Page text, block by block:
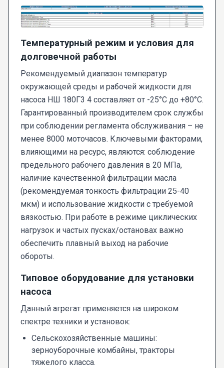
Температурный режим и условия для
долговечной работы
Рекомендуемый диапазон температур
окружающей среды и рабочей жидкости для
насоса НШ 180Г3 4 составляет от -25°C до +80°C.
Гарантированный производителем срок службы
при соблюдении регламента обслуживания – не
менее 8000 моточасов. Ключевыми факторами,
влияющими на ресурс, являются: соблюдение
предельного рабочего давления в 20 МПа,
наличие качественной фильтрации масла
(рекомендуемая тонкость фильтрации 25-40
мкм) и использование жидкости с требуемой
вязкостью. При работе в режиме циклических
нагрузок и частых пусках/остановах важно
обеспечить плавный выход на рабочие
обороты.
Типовое оборудование для установки
насоса
Данный агрегат применяется на широком
спектре техники и установок:
Сельскохозяйственные машины:
зерноуборочные комбайны, тракторы
тяжелого класса.